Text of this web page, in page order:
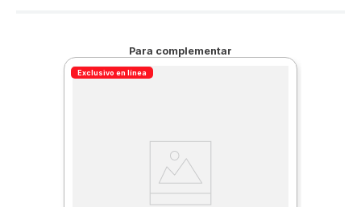
Para complementar
Exclusivo en línea